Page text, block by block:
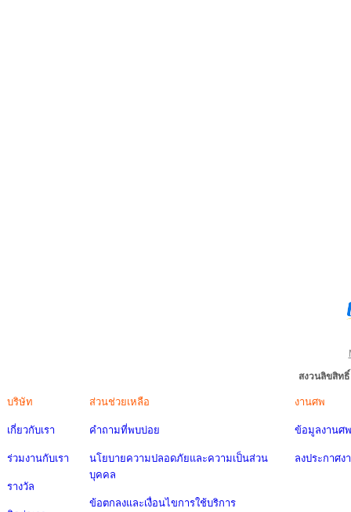
สงวนลิขสิท
บริษัท
เกี่ยวกับเรา
ร่วมงานกับเรา
รางวัล
ส่วนช่วยเหลือ
คำถามที่พบบ่อย
นโยบายความปลอดภัยและความเป็นส่วน
บุคคล
ข้อตกลงและเงื่อนไขการใช้บริการ
งานศพ
ข้อมูลงานศพ
ลงประกาศง